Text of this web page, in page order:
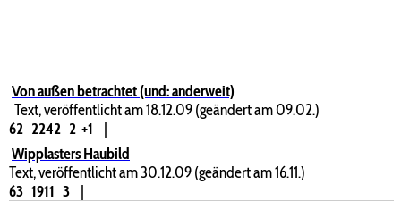
Von außen betrachtet (und: anderweit)
Text, veröffentlicht am 18.12.09 (geändert am 09.02.)
62 2242 2 +1
|
Wipplasters Haubild
Text, veröffentlicht am 30.12.09 (geändert am 16.11.)
63 1911 3
|